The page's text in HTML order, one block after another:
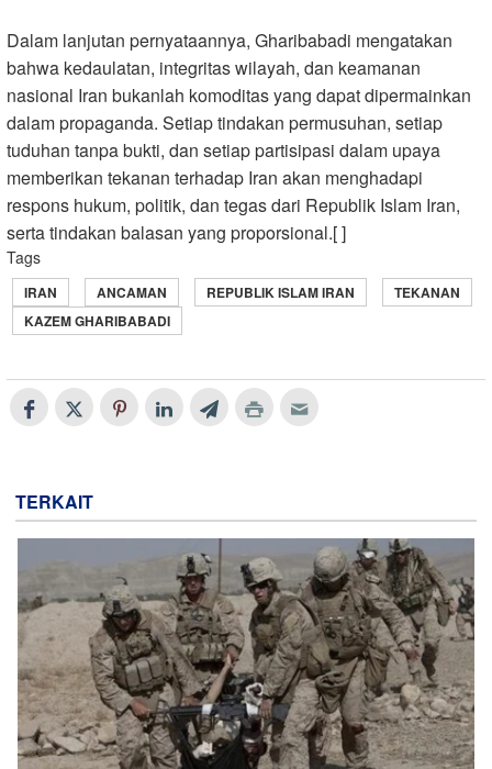
Dalam lanjutan pernyataannya, Gharibabadi mengatakan
bahwa kedaulatan, integritas wilayah, dan keamanan
nasional Iran bukanlah komoditas yang dapat dipermainkan
dalam propaganda. Setiap tindakan permusuhan, setiap
tuduhan tanpa bukti, dan setiap partisipasi dalam upaya
memberikan tekanan terhadap Iran akan menghadapi
respons hukum, politik, dan tegas dari Republik Islam Iran,
serta tindakan balasan yang proporsional.[ ]
Tags
IRAN ANCAMAN REPUBLIK ISLAM IRAN
TEKANAN
KAZEM GHARIBABADI
TERKAIT